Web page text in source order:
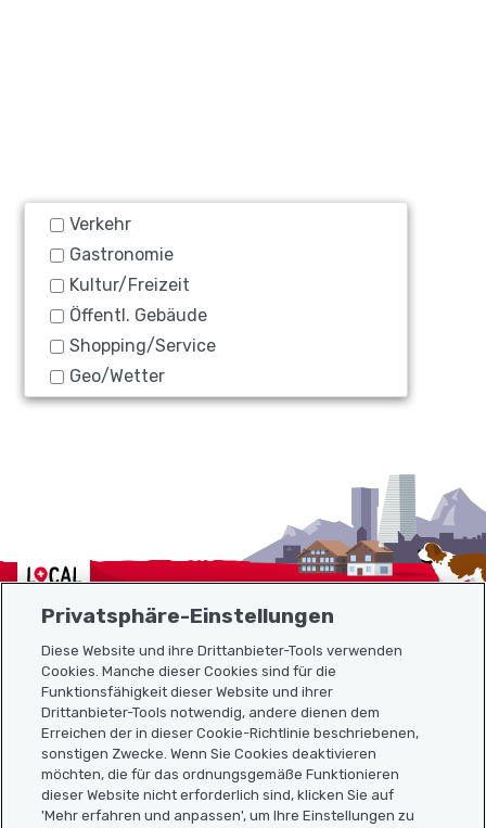
Verkehr
Gastronomie
Kultur/Freizeit
Öffentl. Gebäude
Shopping/Service
Geo/Wetter
Localcities
Sitemap
Nützliche Links
Localcities App herunterladen
Privatsphäre-Einstellungen
Diese Website und ihre Drittanbieter-Tools verwenden
Cookies. Manche dieser Cookies sind für die
Funktionsfähigkeit dieser Website und ihrer
Drittanbieter-Tools notwendig, andere dienen dem
Erreichen der in dieser Cookie-Richtlinie beschriebenen,
sonstigen Zwecke. Wenn Sie Cookies deaktivieren
möchten, die für das ordnungsgemäße Funktionieren
dieser Website nicht erforderlich sind, klicken Sie auf
'Mehr erfahren und anpassen', um Ihre Einstellungen zu